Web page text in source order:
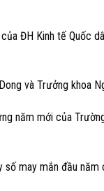
ĐH Kinh tế Quốc
và Trưởng khoa
năm mới của
số may mắn đầu năm